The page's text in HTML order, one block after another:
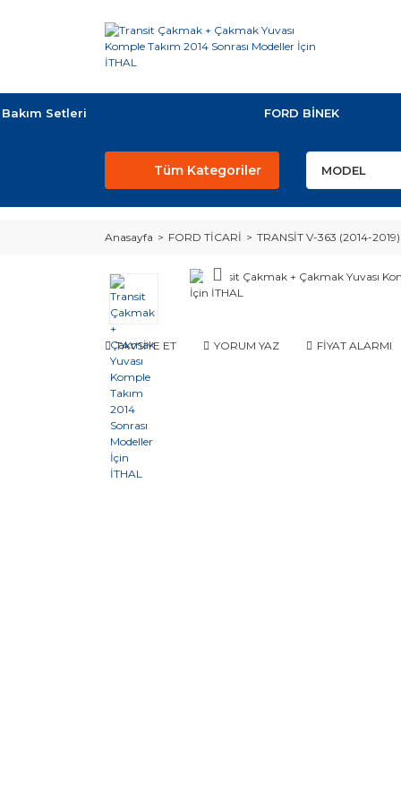
Bakım Setleri FORD BİNEK
Tüm Kategoriler
Anasayfa FORD TİCARİ TRANSİT V-363 (2014-2019)
TAVSİYE ET YORUM YAZ FİYAT ALARMI